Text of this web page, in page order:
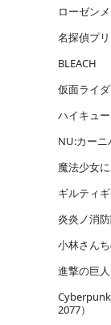
ローゼン
名探偵プ
BLEACH
仮面ライ
ハイキュ
NU:カーニ
魔法少女
ギルティ
炎炎ノ消
小林さん
進撃の巨人
2077）